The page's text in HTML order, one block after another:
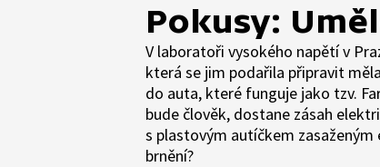
Pokusy:
V laboratoři vysokého napětí v
která se jim podařila připravit
do auta, které funguje jako tzv.
bude člověk, dostane zásah
s plastovým autíčkem
brnění?